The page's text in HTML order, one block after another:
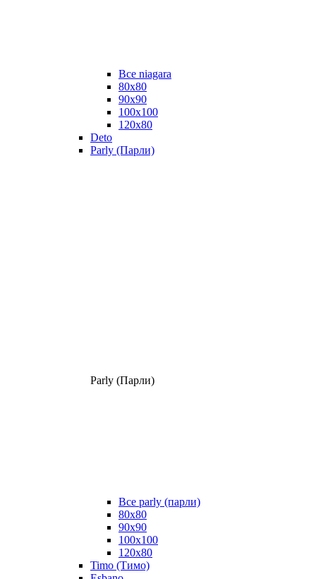
Все niagara
80x80
90x90
100x100
120x80
Deto
Parly (Парли)
Parly (Парли)
Все parly (парли)
80x80
90x90
100x100
120x80
Timo (Тимо)